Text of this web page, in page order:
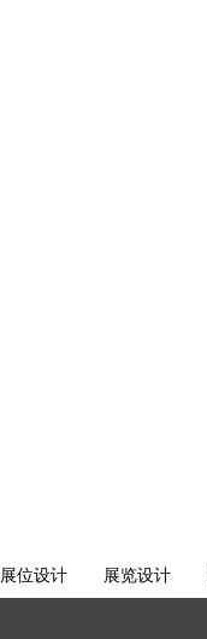
展位设计 展览设计